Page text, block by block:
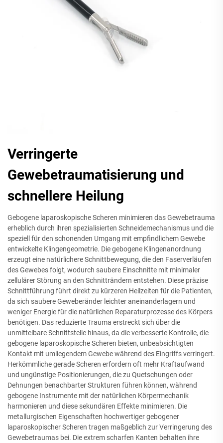
Verringerte
Gewebetraumatisierung und
schnellere Heilung
Gebogene laparoskopische Scheren minimieren das Gewebetrauma
erheblich durch ihren spezialisierten Schneidemechanismus und die
speziell für den schonenden Umgang mit empfindlichem Gewebe
entwickelte Klingengeometrie. Die gebogene Klingenanordnung
erzeugt eine natürlichere Schnittbewegung, die den Faserverläufen
des Gewebes folgt, wodurch saubere Einschnitte mit minimaler
zellulärer Störung an den Schnitträndern entstehen. Diese präzise
Schnittführung führt direkt zu kürzeren Heilzeiten für die Patienten,
da sich saubere Geweberänder leichter aneinanderlagern und
weniger Energie für die natürlichen Reparaturprozesse des Körpers
benötigen. Das reduzierte Trauma erstreckt sich über die
unmittelbare Schnittstelle hinaus, da die verbesserte Kontrolle, die
gebogene laparoskopische Scheren bieten, unbeabsichtigten
Kontakt mit umliegendem Gewebe während des Eingriffs verringert.
Herkömmliche gerade Scheren erfordern oft mehr Kraftaufwand
und ungünstige Positionierungen, die zu Quetschungen oder
Dehnungen benachbarter Strukturen führen können, während
gebogene Instrumente mit der natürlichen Körpermechanik
harmonieren und diese sekundären Effekte minimieren. Die
metallurgischen Eigenschaften hochwertiger gebogener
laparoskopischer Scheren tragen maßgeblich zur Verringerung des
Gewebetraumas bei. Die extrem scharfen Kanten behalten ihre